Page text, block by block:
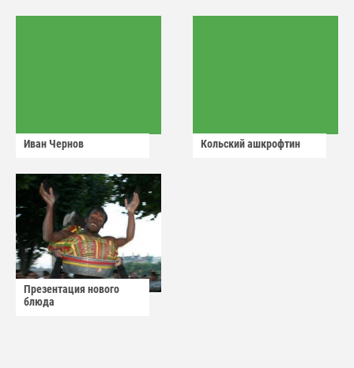
Иван Чернов Кольский ашкрофтин
Презентация нового
блюда